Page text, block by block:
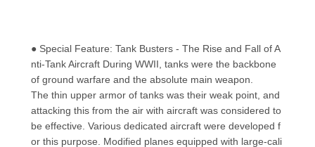
● Special Feature: Tank Busters - The Rise and Fall of A
nti-Tank Aircraft During WWII, tanks were the backbone
of ground warfare and the absolute main weapon.
The thin upper armor of tanks was their weak point, and
attacking this from the air with aircraft was considered to
be effective. Various dedicated aircraft were developed f
or this purpose. Modified planes equipped with large-cali